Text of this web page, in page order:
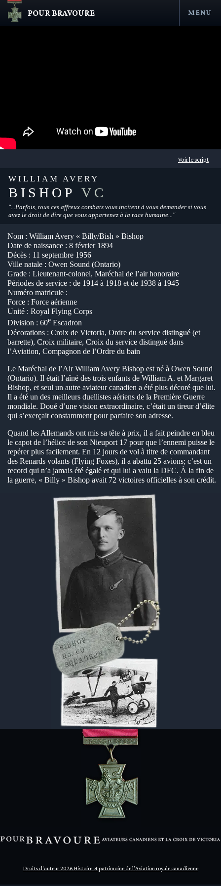
submenu
submenu
submenu
submenu
submenu
submenu
POUR BRAVOURE MENU
Voir le script
WILLIAM AVERY
BISHOP VC
"...Parfois, tous ces affreux combats vous incitent à vous demander si vous
avez le droit de dire que vous appartenez à la race humaine..."
Nom : William Avery « Billy/Bish » Bishop
Date de naissance : 8 février 1894
Décès : 11 septembre 1956
Ville natale : Owen Sound (Ontario)
Grade : Lieutenant-colonel, Maréchal de l’air honoraire
Périodes de service : de 1914 à 1918 et de 1938 à 1945
Numéro matricule :
Force : Force aérienne
Unité : Royal Flying Corps
Division : 60e Escadron
Décorations : Croix de Victoria, Ordre du service distingué (et
barrette), Croix militaire, Croix du service distingué dans
l’Aviation, Compagnon de l’Ordre du bain
Le Maréchal de l’Air William Avery Bishop est né à Owen Sound
(Ontario). Il était l’aîné des trois enfants de William A. et Margaret
Bishop, et seul un autre aviateur canadien a été plus décoré que lui.
Il a été un des meilleurs duellistes aériens de la Première Guerre
mondiale. Doué d’une vision extraordinaire, c’était un tireur d’élite
qui s’exerçait constamment pour parfaire son adresse.
Quand les Allemands ont mis sa tête à prix, il a fait peindre en bleu
le capot de l’hélice de son Nieuport 17 pour que l’ennemi puisse le
repérer plus facilement. En 12 jours de vol à titre de commandant
des Renards volants (Flying Foxes), il a abattu 25 avions; c’est un
record qui n’a jamais été égalé et qui lui a valu la DFC. À la fin de
la guerre, « Billy » Bishop avait 72 victoires officielles à son crédit.
Droits d'auteur 2026 Histoire et patrimoine de l’Aviation royale canadienne